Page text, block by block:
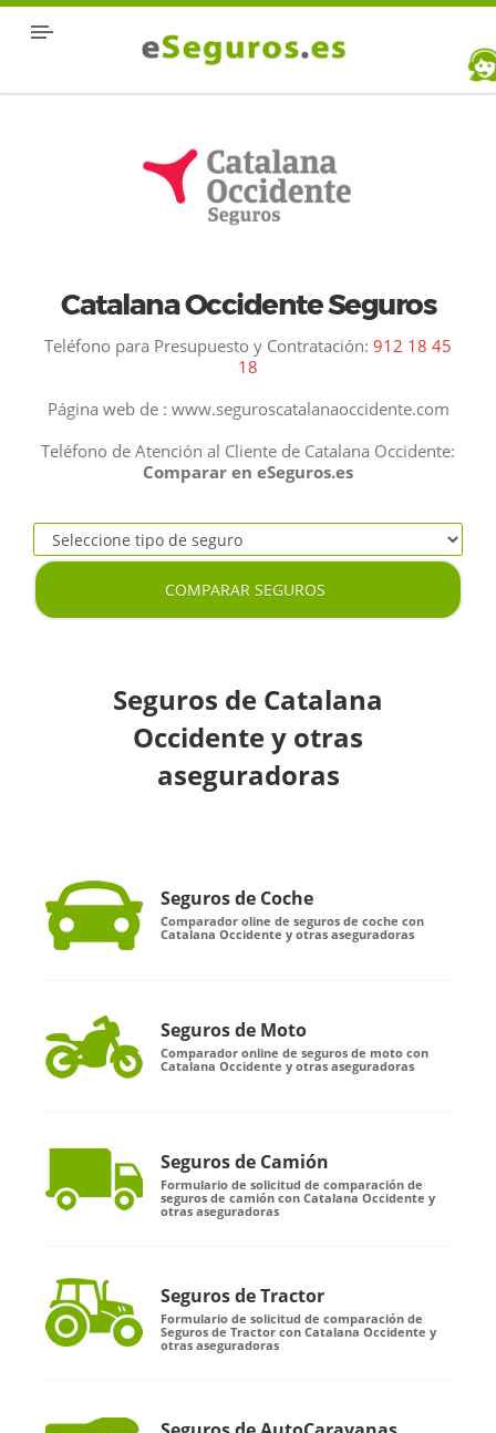
Catalana Occidente Seguros
Teléfono para Presupuesto y Contratación: 912 18 45
18
Página web de : www.seguroscatalanaoccidente.com
Teléfono de Atención al Cliente de Catalana Occidente:
Comparar en eSeguros.es
COMPARAR SEGUROS
Seguros de Catalana
Occidente y otras
aseguradoras
Seguros de Coche
Comparador oline de seguros de coche con
Catalana Occidente y otras aseguradoras
Seguros de Moto
Comparador online de seguros de moto con
Catalana Occidente y otras aseguradoras
Seguros de Camión
Formulario de solicitud de comparación de
seguros de camión con Catalana Occidente y
otras aseguradoras
Seguros de Tractor
Formulario de solicitud de comparación de
Seguros de Tractor con Catalana Occidente y
otras aseguradoras